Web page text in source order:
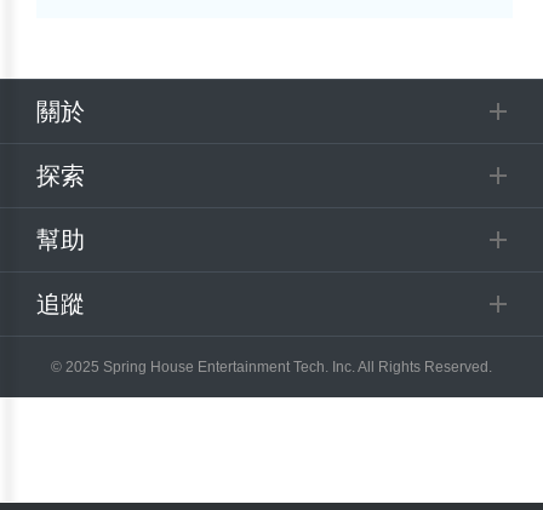
關於
探索
幫助
追蹤
© 2025 Spring House Entertainment Tech. Inc. All Rights Reserved.